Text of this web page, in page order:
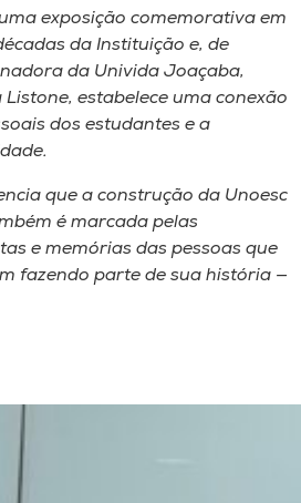
exposição comemorativa em
da Instituição e, de
da Univida Joaçaba,
estabelece uma conexão
dos estudantes e a
que a construção da Unoesc
é marcada pelas
e memórias das pessoas que
fazendo parte de sua história —